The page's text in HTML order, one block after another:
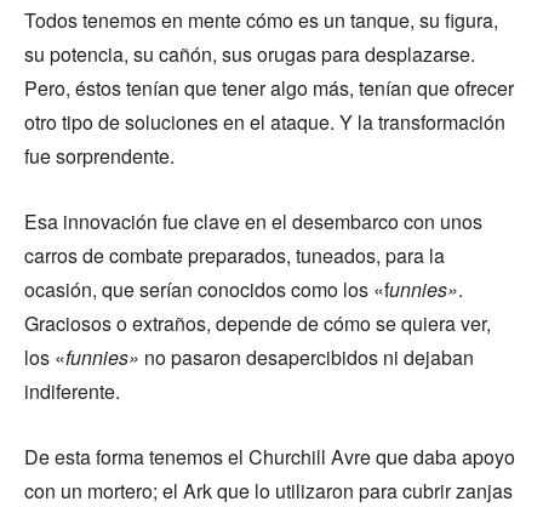
Todos tenemos en mente cómo es un tanque, su figura,
su potencia, su cañón, sus orugas para desplazarse.
Pero, éstos tenían que tener algo más, tenían que ofrecer
otro tipo de soluciones en el ataque. Y la transformación
fue sorprendente.
Esa innovación fue clave en el desembarco con unos
carros de combate preparados, tuneados, para la
ocasión, que serían conocidos como los «funnies».
Graciosos o extraños, depende de cómo se quiera ver,
los «funnies» no pasaron desapercibidos ni dejaban
indiferente.
De esta forma tenemos el Churchill Avre que daba apoyo
con un mortero; el Ark que lo utilizaron para cubrir zanjas